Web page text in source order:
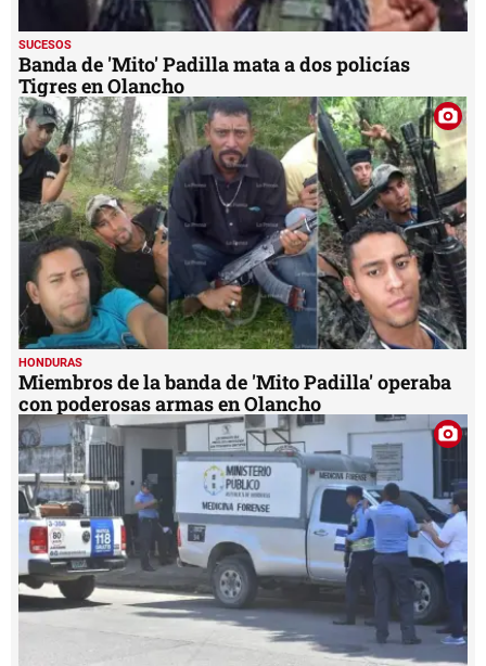
SUCESOS
Banda de 'Mito' Padilla mata a dos policías
Tigres en Olancho
HONDURAS
Miembros de la banda de 'Mito Padilla' operaba
con poderosas armas en Olancho